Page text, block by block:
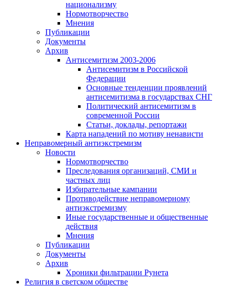
национализму
Нормотворчество
Мнения
Публикации
Документы
Архив
Антисемитизм 2003-2006
Антисемитизм в Российской
Федерации
Основные тенденции проявлений
антисемитизма в государствах СНГ
Политический антисемитизм в
современной России
Статьи, доклады, репортажи
Карта нападений по мотиву ненависти
Неправомерный антиэкстремизм
Новости
Нормотворчество
Преследования организаций, СМИ и
частных лиц
Избирательные кампании
Противодействие неправомерному
антиэкстремизму
Иные государственные и общественные
действия
Мнения
Публикации
Документы
Архив
Хроники фильтрации Рунета
Религия в светском обществе